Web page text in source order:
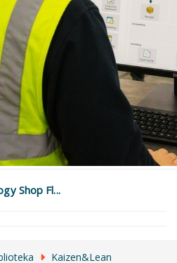
Shop Fl...
Kaizen&Lean